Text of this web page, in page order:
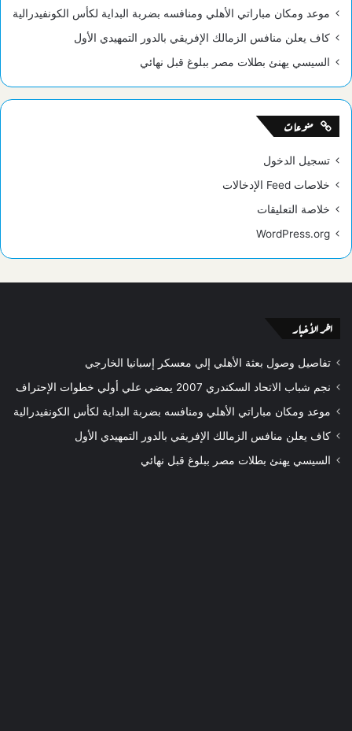
موعد ومكان مباراتي الأهلي ومنافسه بضربة البداية لكأس الكونفيدرالية
كاف يعلن منافس الزمالك الإفريقي بالدور التمهيدي الأول
السيسي يهنئ بطلات مصر ببلوغ قبل نهائي
منوعات
تسجيل الدخول
خلاصات Feed الإدخالات
خلاصة التعليقات
WordPress.org
اخر الأخبار
تفاصيل وصول بعثة الأهلي إلي معسكر إسبانيا الخارجي
نجم شباب الاتحاد السكندري 2007 يمضي علي أولي خطوات الإحتراف
موعد ومكان مباراتي الأهلي ومنافسه بضربة البداية لكأس الكونفيدرالية
كاف يعلن منافس الزمالك الإفريقي بالدور التمهيدي الأول
السيسي يهنئ بطلات مصر ببلوغ قبل نهائي